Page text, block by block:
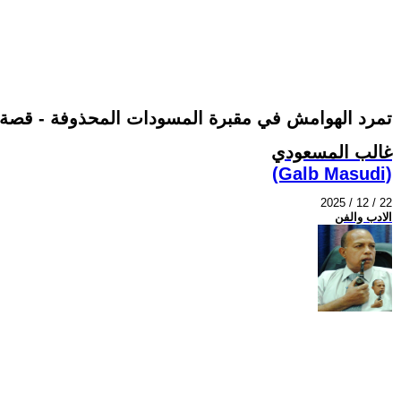
تمرد الهوامش في مقبرة المسودات المحذوفة - قصة
غالب المسعودي
(Galb Masudi)
2025 / 12 / 22
الادب والفن